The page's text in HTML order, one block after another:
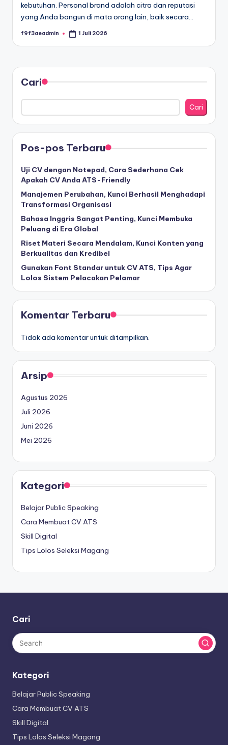
kebutuhan. Personal brand adalah citra dan reputasi
yang Anda bangun di mata orang lain, baik secara…
Posted
f9f3aeadmin 1 Juli 2026
Cari
Cari
Pos-pos Terbaru
Uji CV dengan Notepad, Cara Sederhana Cek
Apakah CV Anda ATS-Friendly
Manajemen Perubahan, Kunci Berhasil Menghadapi
Transformasi Organisasi
Bahasa Inggris Sangat Penting, Kunci Membuka
Peluang di Era Global
Riset Materi Secara Mendalam, Kunci Konten yang
Berkualitas dan Kredibel
Gunakan Font Standar untuk CV ATS, Tips Agar
Lolos Sistem Pelacakan Pelamar
Komentar Terbaru
Tidak ada komentar untuk ditampilkan.
Arsip
Agustus 2026
Juli 2026
Juni 2026
Mei 2026
Kategori
Belajar Public Speaking
Cara Membuat CV ATS
Skill Digital
Tips Lolos Seleksi Magang
Cari
Kategori
Belajar Public Speaking
Cara Membuat CV ATS
Skill Digital
Tips Lolos Seleksi Magang